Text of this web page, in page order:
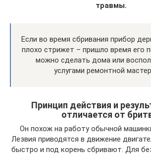
травмы.
Если во время сбривания прибор
плохо стрижет – пришло время его
можно сделать дома или
услугами ремонтной
Принцип действия и
отличается от
Он похож на работу обычной
Лезвия приводятся в движение
быстро и под корень сбривают. Для